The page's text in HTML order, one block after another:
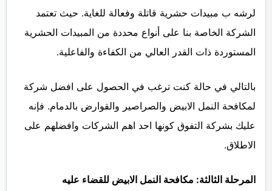
لرشه ب مبيدات حشرية قاتلة وفعالة للغاية. حيث تعتمد
الشركة الخاصة بنا على أنواع محددة من المبيدات الحشرية
المستوردة ذات القدر العالي من الكفاءة والفاعلية.
بالتالي في حالة كنت ترغب في الحصول على افضل شركة
لمكافحة النمل الابيض والصراصير والقوارض بالدمام. فإنه
عليك بشركة التفوق كونها احد اهم الشركات وافضلهم على
الاطلاق.
المرحلة الثالثة: مكافحة النمل الابيض للقضاء عليه